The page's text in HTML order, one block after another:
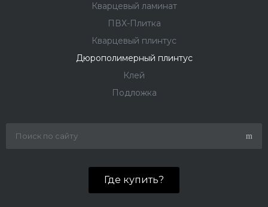
Кварцевый ламинат
ПВХ-Плитка
Кварцевый плинтус
Дюрополимерный плинтус
Клей
Подложка
Где купить?